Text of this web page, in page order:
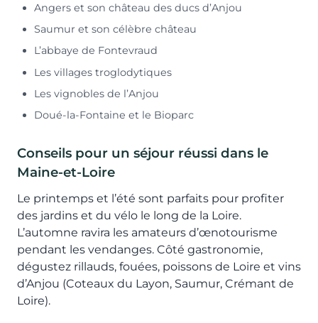
Angers et son château des ducs d’Anjou
Saumur et son célèbre château
L’abbaye de Fontevraud
Les villages troglodytiques
Les vignobles de l’Anjou
Doué-la-Fontaine et le Bioparc
Conseils pour un séjour réussi dans le
Maine-et-Loire
Le printemps et l’été sont parfaits pour profiter
des jardins et du vélo le long de la Loire.
L’automne ravira les amateurs d’œnotourisme
pendant les vendanges. Côté gastronomie,
dégustez rillauds, fouées, poissons de Loire et vins
d’Anjou (Coteaux du Layon, Saumur, Crémant de
Loire).